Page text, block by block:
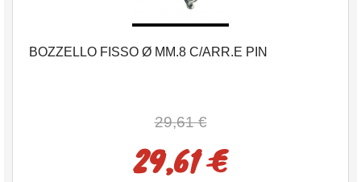
BOZZELLO FISSO Ø MM.8 C/ARR.E PIN
29,61 €
29,61 €